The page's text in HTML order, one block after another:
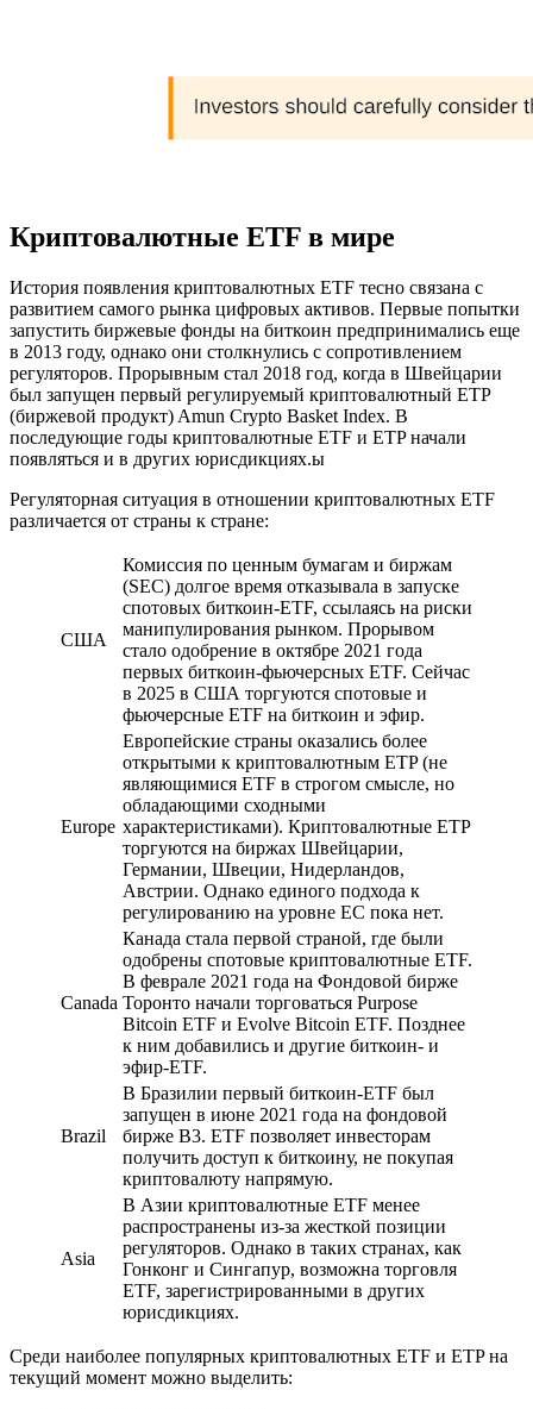
Криптовалютные ETF в мире
История появления криптовалютных ETF тесно связана с
развитием самого рынка цифровых активов. Первые попытки
запустить биржевые фонды на биткоин предпринимались еще
в 2013 году, однако они столкнулись с сопротивлением
регуляторов. Прорывным стал 2018 год, когда в Швейцарии
был запущен первый регулируемый криптовалютный ETP
(биржевой продукт) Amun Crypto Basket Index. В
последующие годы криптовалютные ETF и ETP начали
появляться и в других юрисдикциях.ы
Регуляторная ситуация в отношении криптовалютных ETF
различается от страны к стране:
США
Комиссия по ценным бумагам и биржам
(SEC) долгое время отказывала в запуске
спотовых биткоин-ETF, ссылаясь на риски
манипулирования рынком. Прорывом
стало одобрение в октябре 2021 года
первых биткоин-фьючерсных ETF. Сейчас
в 2025 в США торгуются спотовые и
фьючерсные ETF на биткоин и эфир.
Europe
Европейские страны оказались более
открытыми к криптовалютным ETP (не
являющимися ETF в строгом смысле, но
обладающими сходными
характеристиками). Криптовалютные ETP
торгуются на биржах Швейцарии,
Германии, Швеции, Нидерландов,
Австрии. Однако единого подхода к
регулированию на уровне ЕС пока нет.
Canada
Канада стала первой страной, где были
одобрены спотовые криптовалютные ETF.
В феврале 2021 года на Фондовой бирже
Торонто начали торговаться Purpose
Bitcoin ETF и Evolve Bitcoin ETF. Позднее
к ним добавились и другие биткоин- и
эфир-ETF.
Brazil
В Бразилии первый биткоин-ETF был
запущен в июне 2021 года на фондовой
бирже B3. ETF позволяет инвесторам
получить доступ к биткоину, не покупая
криптовалюту напрямую.
Asia
В Азии криптовалютные ETF менее
распространены из-за жесткой позиции
регуляторов. Однако в таких странах, как
Гонконг и Сингапур, возможна торговля
ETF, зарегистрированными в других
юрисдикциях.
Среди наиболее популярных криптовалютных ETF и ETP на
текущий момент можно выделить: